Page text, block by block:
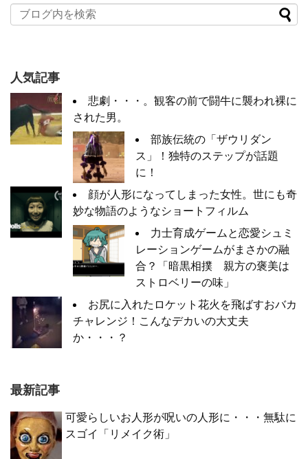
人気記事
悲劇・・・。観客の前で闘牛に襲われ裸に
された男。
部族伝統の「ザウリダン
ス」！独特のステップが話題
に！
顔が人形になってしまった女性。世にも奇
妙な物語のようなショートフィルム
力士育成ゲームと恋愛シュミ
レーションゲームがまさかの融
合？「暗黒相撲 親方の褒美は
ストロベリーの味」
お尻に入れたロケット花火を飛ばすおバカ
チャレンジ！こんなデカいの大丈夫
か・・・？
最新記事
可愛らしいお人形が呪いの人形に・・・無駄に
スゴイ「リメイク術」